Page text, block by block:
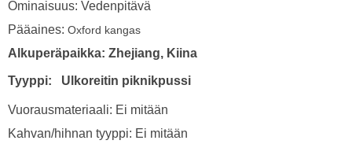
Ominaisuus: Vedenpitävä
Pääaines: Oxford kangas
Alkuperäpaikka: Zhejiang, Kiina
Tyyppi: Ulkoreitin piknikpussi
Vuorausmateriaali: Ei mitään
Kahvan/hihnan tyyppi: Ei mitään